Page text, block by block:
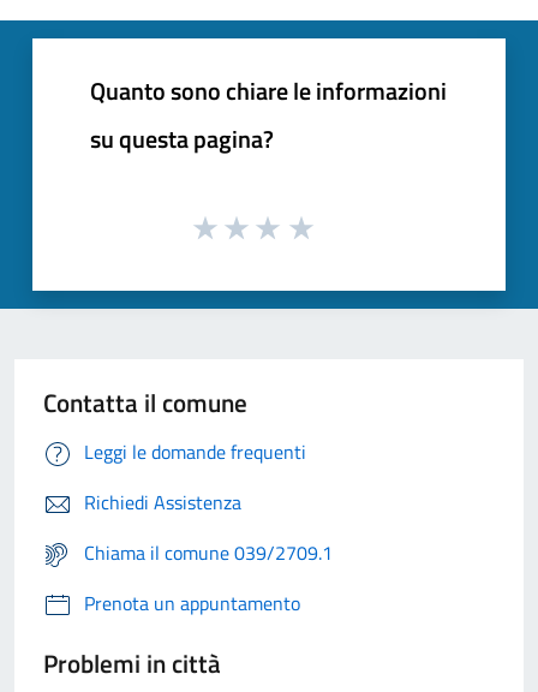
Quanto sono chiare le informazioni
su questa pagina?
Contatta il comune
Leggi le domande frequenti
Richiedi Assistenza
Chiama il comune 039/2709.1
Prenota un appuntamento
Problemi in città